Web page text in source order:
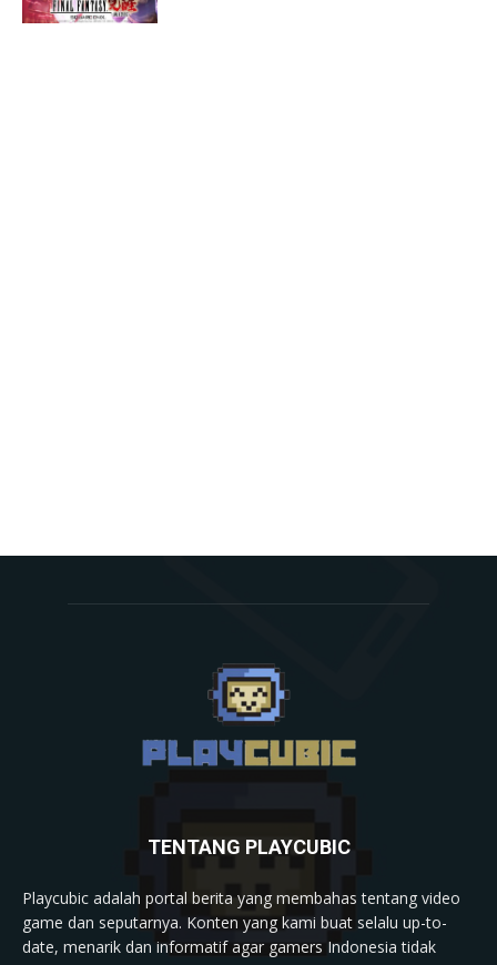
TENTANG PLAYCUBIC
Playcubic adalah portal berita yang membahas tentang video
game dan seputarnya. Konten yang kami buat selalu up-to-
date, menarik dan informatif agar gamers Indonesia tidak